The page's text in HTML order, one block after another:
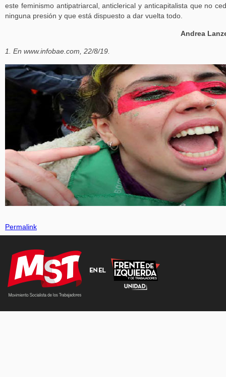
este feminismo antipatriarcal, anticlerical y anticapitalista que no
ninguna presión y que está dispuesto a dar vuelta todo.
Andrea
1. En www.infobae.com, 22/8/19.
Permalink